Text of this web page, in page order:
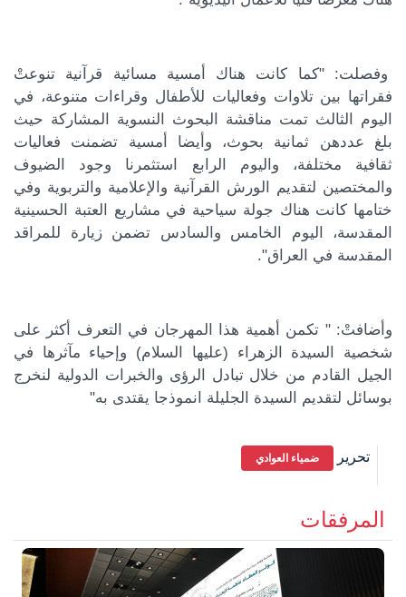
وفصلت: "كما كانت هناك أمسية مسائية قرآنية تنوعتْ
فقراتها بين تلاوات وفعاليات للأطفال وقراءات متنوعة، في
اليوم الثالث تمت مناقشة البحوث النسوية المشاركة حيث
بلغ عددهن ثمانية بحوث، وأيضا أمسية تضمنت فعاليات
ثقافية مختلفة، واليوم الرابع استثمرنا وجود الضيوف
والمختصين لتقديم الورش القرآنية والإعلامية والتربوية وفي
ختامها كانت هناك جولة سياحية في مشاريع العتبة الحسينية
المقدسة، اليوم الخامس والسادس تضمن زيارة للمراقد
المقدسة في العراق".
وأضافتْ: " تكمن أهمية هذا المهرجان في التعرف أكثر على
شخصية السيدة الزهراء (عليها السلام) وإحياء مآثرها في
الجيل القادم من خلال تبادل الرؤى والخبرات الدولية لنخرج
بوسائل لتقديم السيدة الجليلة انموذجا يقتدى به"
تحرير ضمياء العوادي
المرفقات